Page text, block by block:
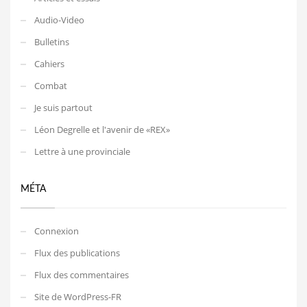
Audio-Video
Bulletins
Cahiers
Combat
Je suis partout
Léon Degrelle et l'avenir de «REX»
Lettre à une provinciale
MÉTA
Connexion
Flux des publications
Flux des commentaires
Site de WordPress-FR